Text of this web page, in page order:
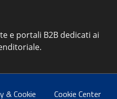
e portali B2B dedicati ai
& Cookie Cookie Center